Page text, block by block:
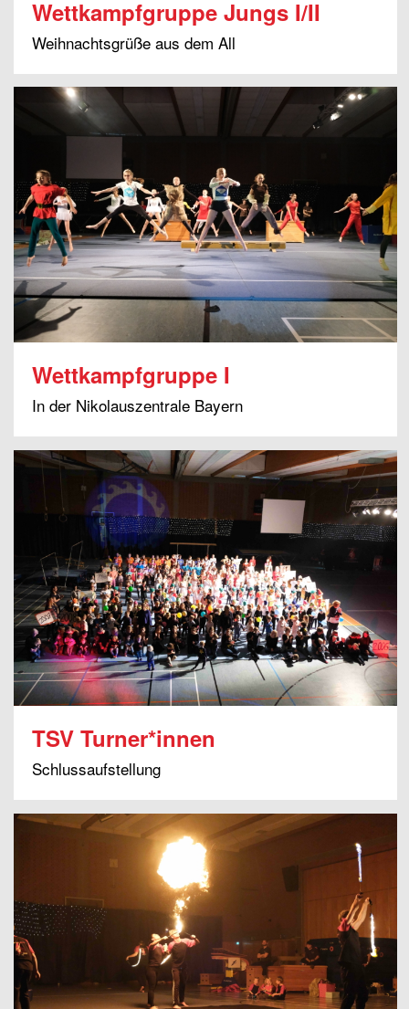
Wettkampfgruppe Jungs I/II
Weihnachtsgrüße aus dem All
Wettkampfgruppe I
In der Nikolauszentrale Bayern
TSV Turner*innen
Schlussaufstellung